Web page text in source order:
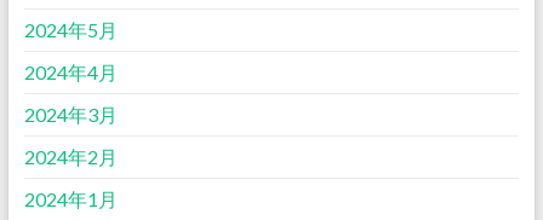
2024年5月
2024年4月
2024年3月
2024年2月
2024年1月